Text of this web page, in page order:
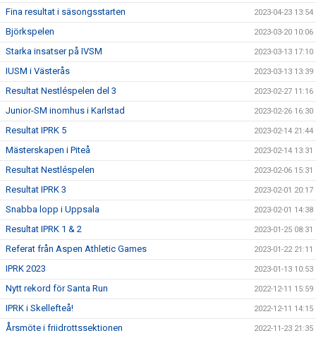
Fina resultat i säsongsstarten 2023-04-23 13:54
Björkspelen 2023-03-20 10:06
Starka insatser på IVSM 2023-03-13 17:10
IUSM i Västerås 2023-03-13 13:39
Resultat Nestléspelen del 3 2023-02-27 11:16
Junior-SM inomhus i Karlstad 2023-02-26 16:30
Resultat IPRK 5 2023-02-14 21:44
Mästerskapen i Piteå 2023-02-14 13:31
Resultat Nestléspelen 2023-02-06 15:31
Resultat IPRK 3 2023-02-01 20:17
Snabba lopp i Uppsala 2023-02-01 14:38
Resultat IPRK 1 & 2 2023-01-25 08:31
Referat från Aspen Athletic Games 2023-01-22 21:11
IPRK 2023 2023-01-13 10:53
Nytt rekord för Santa Run 2022-12-11 15:59
IPRK i Skellefteå! 2022-12-11 14:15
Årsmöte i friidrottssektionen 2022-11-23 21:35